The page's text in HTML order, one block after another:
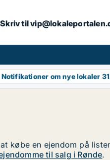
til
Notifikationer om nye lokaler
købe en ejendom på
til salg i Rønde.